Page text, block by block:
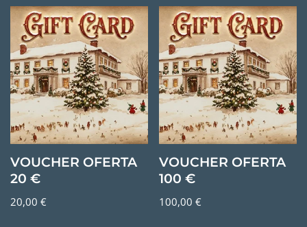
VOUCHER OFERTA
20 €
20,00 €
VOUCHER OFERTA
100 €
100,00€